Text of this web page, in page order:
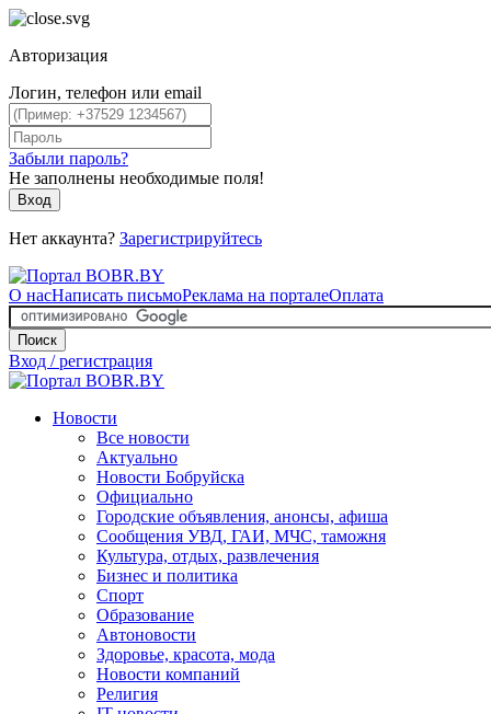
Авторизация
Логин, телефон или email
Забыли пароль?
Не заполнены необходимые поля!
Вход
Нет аккаунта? Зарегистрируйтесь
О насНаписать письмоРеклама на порталеОплата
Поиск
Вход / регистрация
Новости
Все новости
Актуально
Новости Бобруйска
Официально
Городские объявления, анонсы, афиша
Сообщения УВД, ГАИ, МЧС, таможня
Культура, отдых, развлечения
Бизнес и политика
Спорт
Образование
Автоновости
Здоровье, красота, мода
Новости компаний
Религия